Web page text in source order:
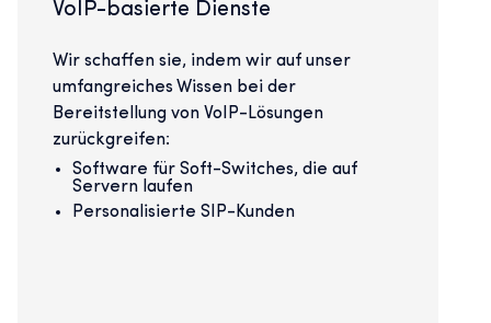
VoIP-basierte Dienste
Wir schaffen sie, indem wir auf unser
umfangreiches Wissen bei der
Bereitstellung von VoIP-Lösungen
zurückgreifen:
Software für Soft-Switches, die auf
Servern laufen
Personalisierte SIP-Kunden